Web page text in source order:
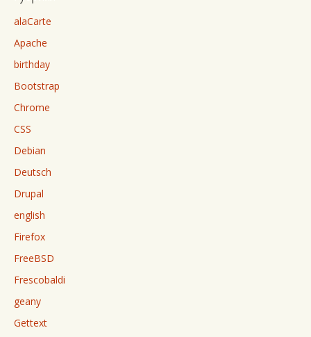
alaCarte
Apache
birthday
Bootstrap
Chrome
CSS
Debian
Deutsch
Drupal
english
Firefox
FreeBSD
Frescobaldi
geany
Gettext